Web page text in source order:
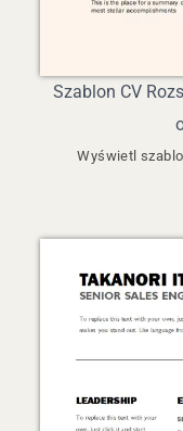
Szablon CV
Wyświetl